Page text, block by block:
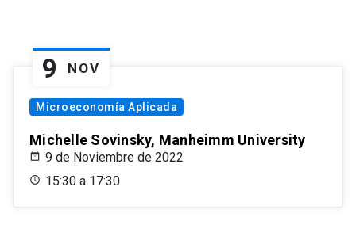
9 NOV
Microeconomía Aplicada
Michelle Sovinsky, Manheimm University
9 de Noviembre de 2022
15:30 a 17:30